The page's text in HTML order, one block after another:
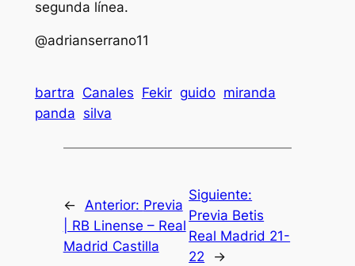
segunda línea.
@adrianserrano11
bartra Canales Fekir guido miranda
panda silva
← Anterior: Previa
| RB Linense – Real
Madrid Castilla
Siguiente:
Previa Betis
Real Madrid 21-
22
→